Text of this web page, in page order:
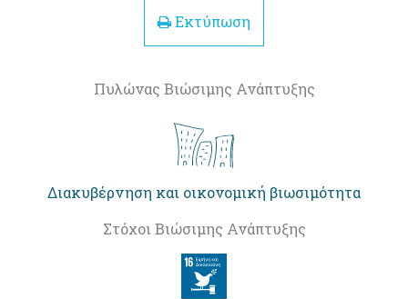
Εκτύπωση
Πυλώνας Βιώσιμης Ανάπτυξης
Διακυβέρνηση και οικονομική βιωσιμότητα
Στόχοι Βιώσιμης Ανάπτυξης